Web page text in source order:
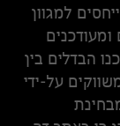
למגוון
הבדלים בין
על-ידי